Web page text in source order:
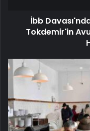
İbb
Tokdemir'in